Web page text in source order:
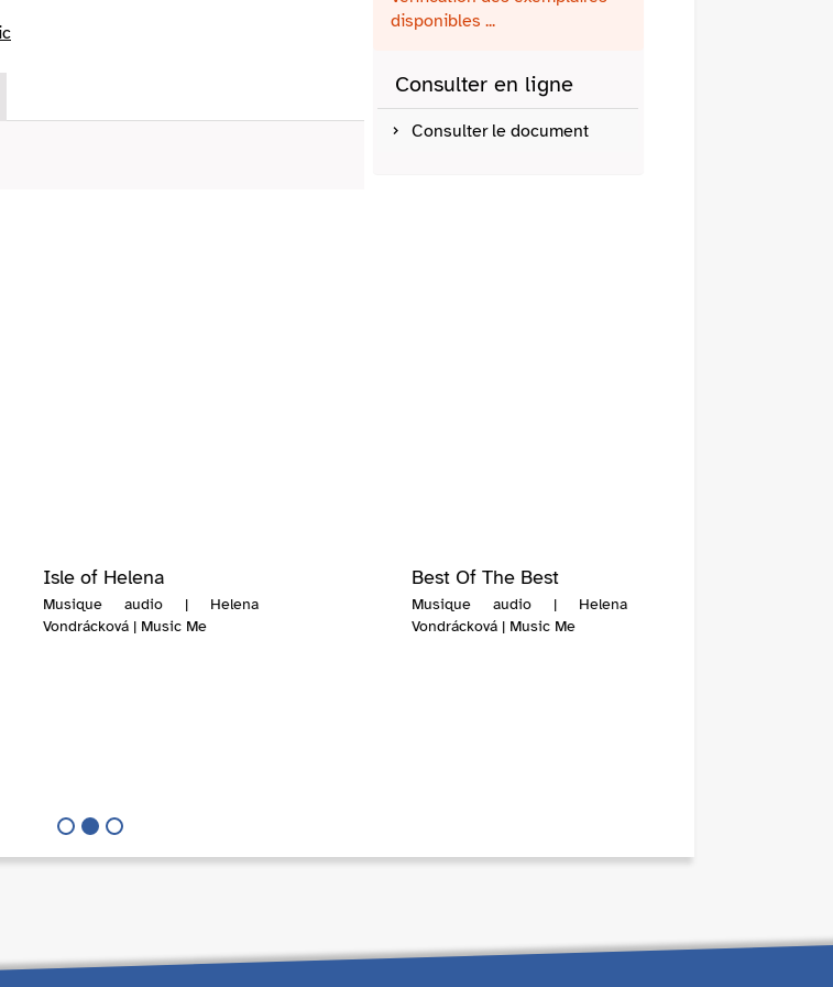
disponibles ...
Consulter en ligne
Consulter le document
Isle of Helena
Musique audio | Helena
Vondrácková | Music Me
Best Of The Best
Musique audio | Helena
Vondrácková | Music Me